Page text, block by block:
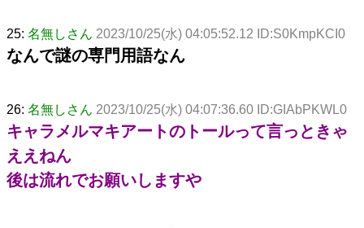
25: 名無しさん 2023/10/25(水) 04:05:52.12 ID:S0KmpKCI0
なんで謎の専門用語なん
26: 名無しさん 2023/10/25(水) 04:07:36.60 ID:GIAbPKWL0
キャラメルマキアートのトールって言っときゃ
ええねん
後は流れでお願いしますや